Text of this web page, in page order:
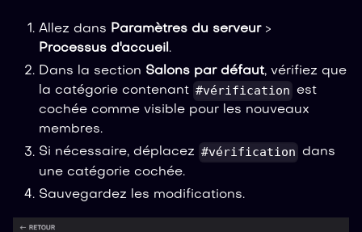
Allez dans Paramètres du serveur>
Processus d'accueil.
Dans la section Salons par défaut, vérifiez que
la catégorie contenant #vérification est
cochée comme visible pour les nouveaux
membres.
Si nécessaire, déplacez #vérification
dans
une catégorie cochée.
Sauvegardez les modifications.